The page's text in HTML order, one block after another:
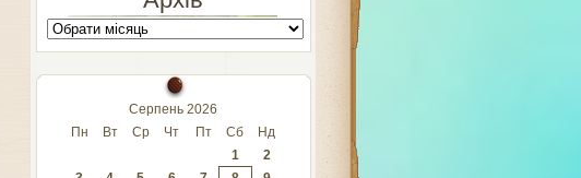
Серпень 2026
Пн
Вт Ср Чт Пт Сб
Нд
1
2